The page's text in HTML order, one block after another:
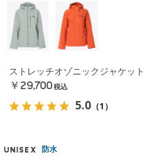
ストレッチオゾニックジャケット
￥29,700 税込
5.0 （1）
UNISEX 防水